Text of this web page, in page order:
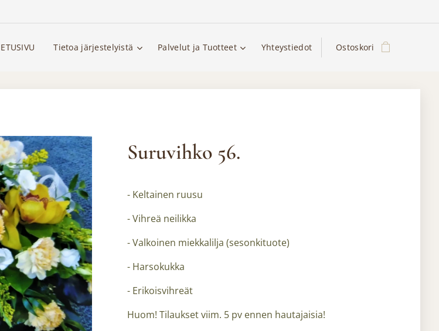
ETUSIVU Tietoa järjestelyistä Palvelut ja Tuotteet Yhteystiedot Ostoskori
Suruvihko 56.
- Keltainen ruusu
- Vihreä neilikka
- Valkoinen miekkalilja (sesonkituote)
- Harsokukka
- Erikoisvihreät
Huom! Tilaukset viim. 5 pv ennen hautajaisia!